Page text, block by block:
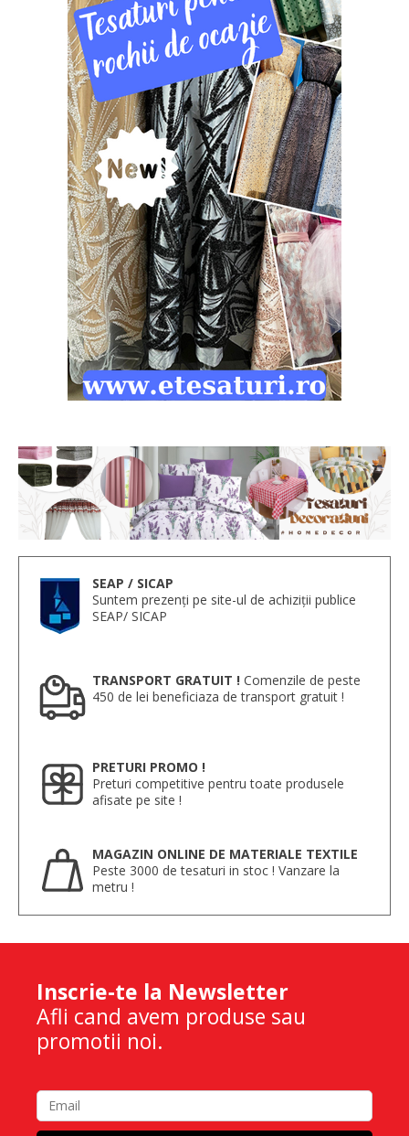
SEAP / SICAP
Suntem prezenți pe site-ul de achiziții publice
SEAP/ SICAP
TRANSPORT GRATUIT ! Comenzile de peste
450 de lei beneficiaza de transport gratuit !
PRETURI PROMO !
Preturi competitive pentru toate produsele
afisate pe site !
MAGAZIN ONLINE DE MATERIALE TEXTILE
Peste 3000 de tesaturi in stoc ! Vanzare la
metru !
Inscrie-te la Newsletter
Afli cand avem produse sau
promotii noi.